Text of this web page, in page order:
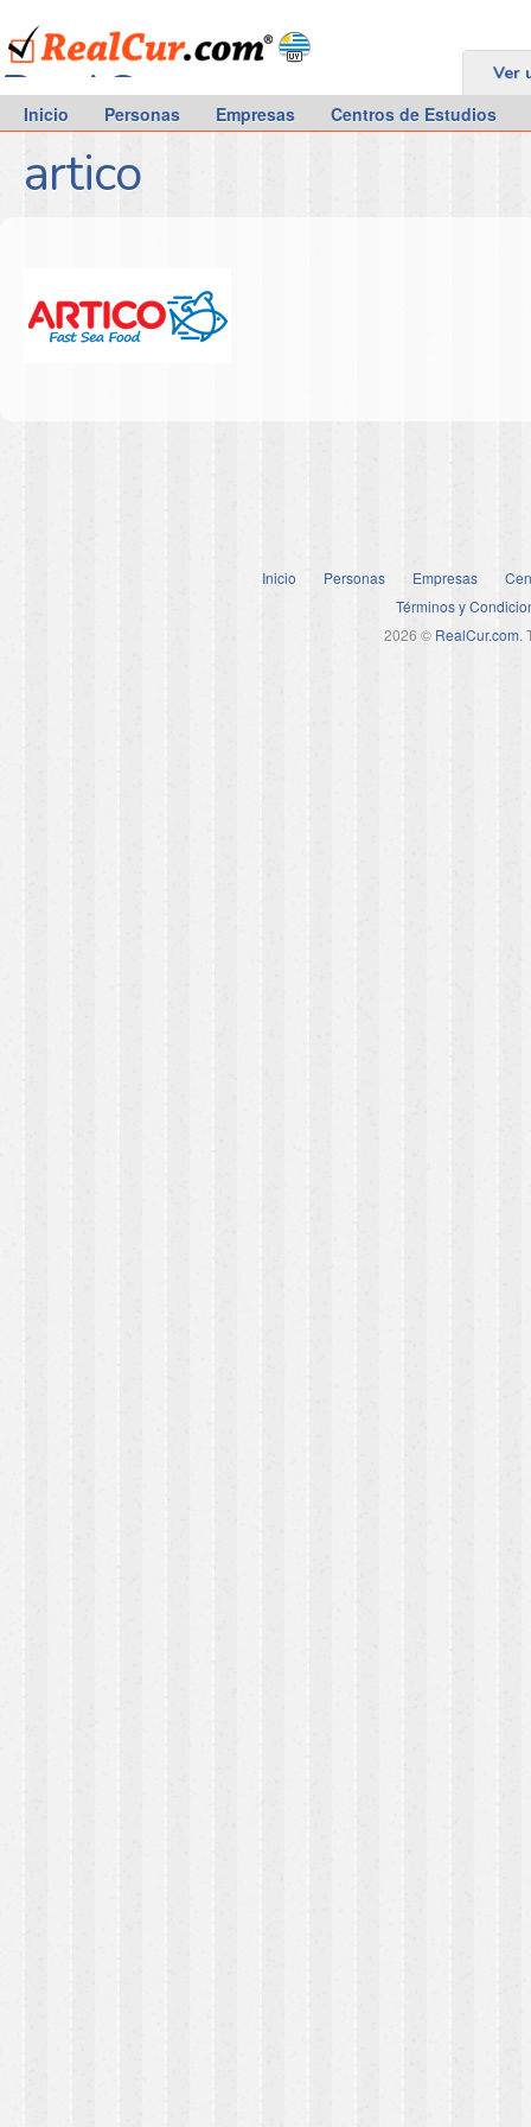
RealCur.com Ver
Inicio Personas Empresas Centros de Estudios
artico
Inicio Personas Empresas
Términos y
2026 © RealCur.com.